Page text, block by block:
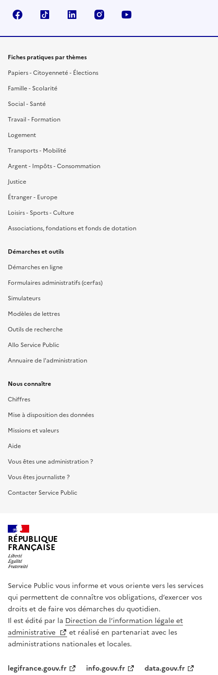
FacebookTikTok LinkedIn Instagram
Fiches pratiques par thèmes
Papiers - Citoyenneté - Élections
Famille - Scolarité
Social - Santé
Travail - Formation
Logement
Transports - Mobilité
Argent - Impôts - Consommation
Justice
Étranger - Europe
Loisirs - Sports - Culture
Associations, fondations et fonds de dotation
Démarches et outils
Démarches en ligne
Formulaires administratifs (cerfas)
Simulateurs
Modèles de lettres
Outils de recherche
Allo Service Public
Annuaire de l'administration
Nous connaître
Chiffres
Mise à disposition des données
Missions et valeurs
Aide
Vous êtes une administration ?
Vous êtes journaliste ?
Contacter Service Public
RÉPUBLIQUE
FRANÇAISE
Service Public vous informe et vous oriente vers les services
qui permettent de connaître vos obligations, d’exercer vos
droits et de faire vos démarches du quotidien.
Il est édité par la Direction de l’information légale et
administrative
et réalisé en partenariat avec les
administrations nationales et locales.
legifrance.gouv.fr info.gouv.fr data.gouv.fr